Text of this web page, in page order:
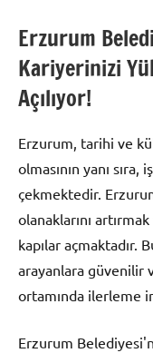
Erzurum
Kariyerinizi
Açılıyor!
Erzurum, tarihi ve
olmasının yanı sıra,
çekmektedir.
olanaklarını
kapılar açmaktadır.
arayanlara güvenilir
ortamında ilerleme
Erzurum